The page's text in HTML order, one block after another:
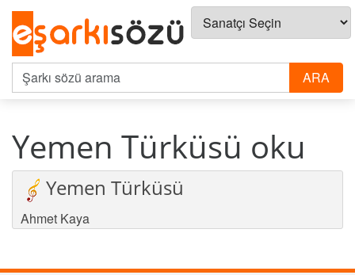
Yemen Türküsü oku
Yemen Türküsü
Ahmet Kaya